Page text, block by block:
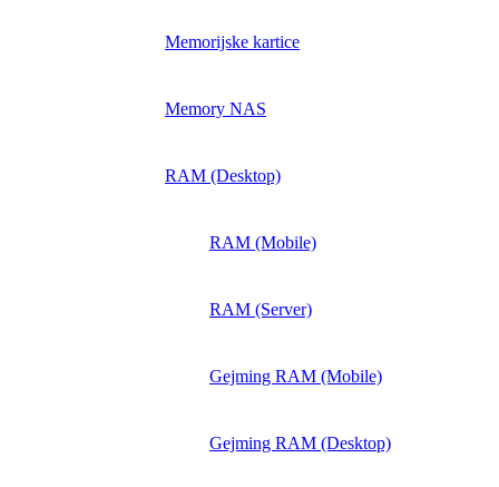
Memorijske kartice
Memory NAS
RAM (Desktop)
RAM (Mobile)
RAM (Server)
Gejming RAM (Mobile)
Gejming RAM (Desktop)